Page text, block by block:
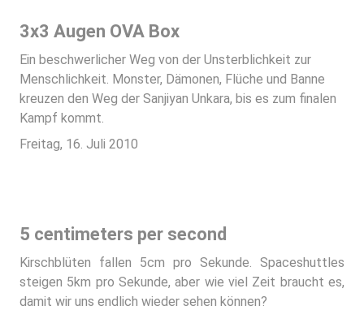
3x3 Augen OVA Box
Ein beschwerlicher Weg von der Unsterblichkeit zur
Menschlichkeit. Monster, Dämonen, Flüche und Banne
kreuzen den Weg der Sanjiyan Unkara, bis es zum finalen
Kampf kommt.
Freitag, 16. Juli 2010
5 centimeters per second
Kirschblüten fallen 5cm pro Sekunde. Spaceshuttles
steigen 5km pro Sekunde, aber wie viel Zeit braucht es,
damit wir uns endlich wieder sehen können?